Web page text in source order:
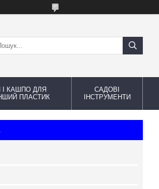
І КАШПО ДЛЯ
ПЛАСТИК
САДОВІ
ІНСТРУМЕНТИ